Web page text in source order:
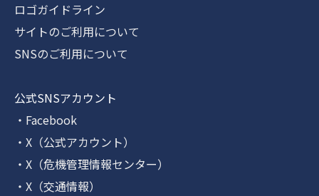
ロゴガイドライン
サイトのご利用について
SNSのご利用について
公式SNSアカウント
・Facebook
・X（公式アカウント）
・X（危機管理情報センター）
・X（交通情報）